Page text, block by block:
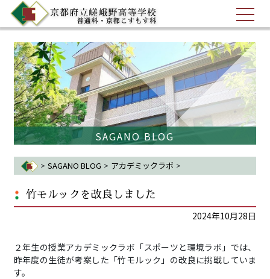
SAGANO BLOG
> SAGANO BLOG > アカデミックラボ >
竹モルックを改良しました
竹モルックを改良しました
2024年10月28日
２年生の授業アカデミックラボ「スポーツと環境ラボ」では、
昨年度の生徒が考案した「竹モルック」の改良に挑戦していま
す。